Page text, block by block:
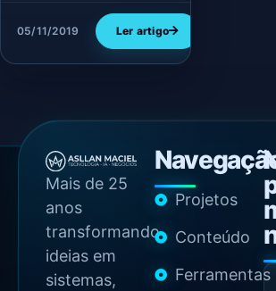
05/11/2019 Ler artigo
Mais de 25
anos
transformando
ideias em
sistemas,
Projetos
Conteúdo
Ferramentas